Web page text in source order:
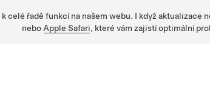
celé řadě funkcí na našem webu. I když aktualizace
nebo Apple Safari, které vám zajistí optimální